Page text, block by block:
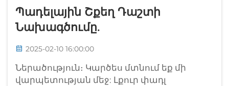
Պադելային Շքեղ Դաշտի
Նախագծումը.
2025-02-10 16:00:00
Ներածություն։ Կարծես մտնում եք մի
վարպետության մեջ: Լքուր փադլ